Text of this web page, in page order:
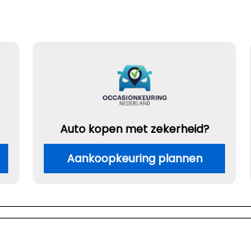
Auto kopen met zekerheid?
Aankoopkeuring plannen